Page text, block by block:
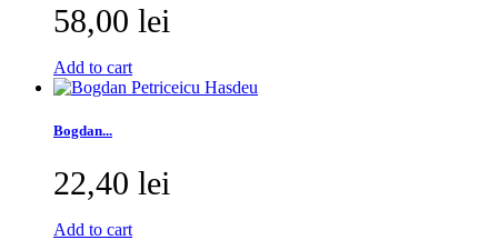
58,00 lei
Add to cart
Bogdan...
22,40 lei
Add to cart